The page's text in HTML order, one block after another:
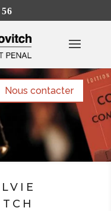
Nous contacter